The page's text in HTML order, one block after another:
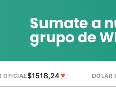
OFICIAL$1518,24▼ DÓLAR